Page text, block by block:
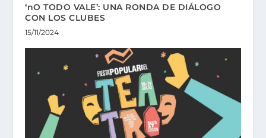
‘nO TODO VALE’: UNA RONDA DE DIÁLOGO
CON LOS CLUBES
15/11/2024